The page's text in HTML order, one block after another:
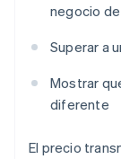
negocio
Superar a
Mostrar
diferente
El precio